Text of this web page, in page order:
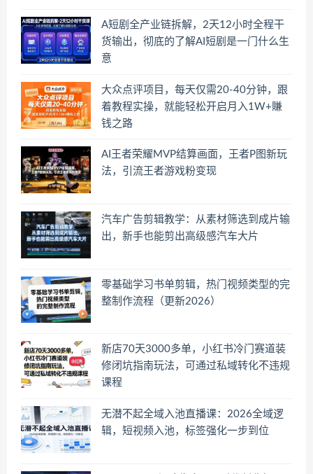
A短剧全产业链拆解，2天12小时全程干
货输出，彻底的了解AI短剧是一门什么生
意
大众点评项目，每天仅需20-40分钟，跟
着教程实操，就能轻松开启月入1W+賺
钱之路
AI王者荣耀MVP结算画面，王者P图新玩
法，引流王者游戏粉变现
汽车广告剪辑教学：从素材筛选到成片输
出，新手也能剪出高级感汽车大片
零基础学习书单剪辑，热门视频类型的完
整制作流程（更新2026）
新店70天3000多单，小红书冷门赛道装
修闭坑指南玩法，可通过私域转化不违规
课程
无潜不起全域入池直播课：2026全域逻
辑，短视频入池，标签强化一步到位